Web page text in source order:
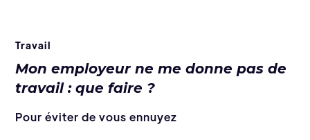
Travail
Mon employeur ne me donne pas de
travail : que faire ?
Pour éviter de vous ennuyez